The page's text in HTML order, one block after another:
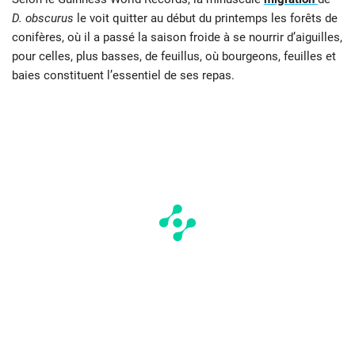
D. obscurus le voit quitter au début du printemps les forêts de
conifères, où il a passé la saison froide à se nourrir d’aiguilles,
pour celles, plus basses, de feuillus, où bourgeons, feuilles et
baies constituent l’essentiel de ses repas.